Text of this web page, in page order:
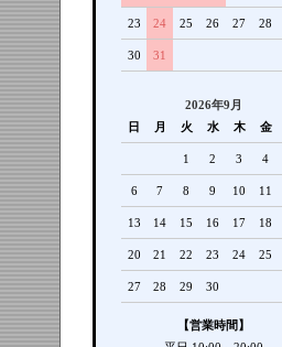
23 24 25 26 27 28
30 31
2026年9月
日
月 火 水 木 金
1 2 3 4
6 7 8 9 10 11
13 14 15 16 17 18
20 21 22 23 24 25
27 28 29 30
【営業時間】